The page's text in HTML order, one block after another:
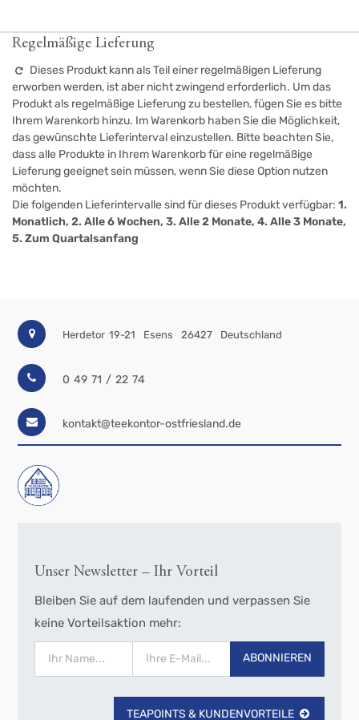
Regelmäßige Lieferung
Dieses Produkt kann als Teil einer regelmäßigen Lieferung
erworben werden, ist aber nicht zwingend erforderlich. Um das
Produkt als regelmäßige Lieferung zu bestellen, fügen Sie es bitte
Ihrem Warenkorb hinzu. Im Warenkorb haben Sie die Möglichkeit,
das gewünschte Lieferinterval einzustellen. Bitte beachten Sie,
dass alle Produkte in Ihrem Warenkorb für eine regelmäßige
Lieferung geeignet sein müssen, wenn Sie diese Option nutzen
möchten.
Die folgenden Lieferintervalle sind für dieses Produkt verfügbar: 1.
Monatlich, 2. Alle 6 Wochen, 3. Alle 2 Monate, 4. Alle 3 Monate,
5. Zum Quartalsanfang
Herdetor 19-21 Esens 26427 Deutschland
0 49 71 / 22 74
kontakt@teekontor-ostfriesland.de
Unser Newsletter – Ihr Vorteil
Bleiben Sie auf dem laufenden und verpassen Sie
keine Vorteilsaktion mehr:
ABONNIEREN
TEAPOINTS & KUNDENVORTEILE